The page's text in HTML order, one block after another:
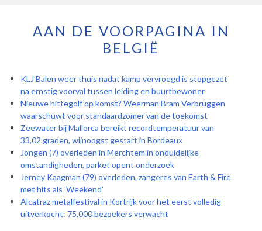
AAN DE VOORPAGINA IN
BELGIË
KLJ Balen weer thuis nadat kamp vervroegd is stopgezet
na ernstig voorval tussen leiding en buurtbewoner
Nieuwe hittegolf op komst? Weerman Bram Verbruggen
waarschuwt voor standaardzomer van de toekomst
Zeewater bij Mallorca bereikt recordtemperatuur van
33,02 graden, wijnoogst gestart in Bordeaux
Jongen (7) overleden in Merchtem in onduidelijke
omstandigheden, parket opent onderzoek
Jerney Kaagman (79) overleden, zangeres van Earth & Fire
met hits als 'Weekend'
Alcatraz metalfestival in Kortrijk voor het eerst volledig
uitverkocht: 75.000 bezoekers verwacht